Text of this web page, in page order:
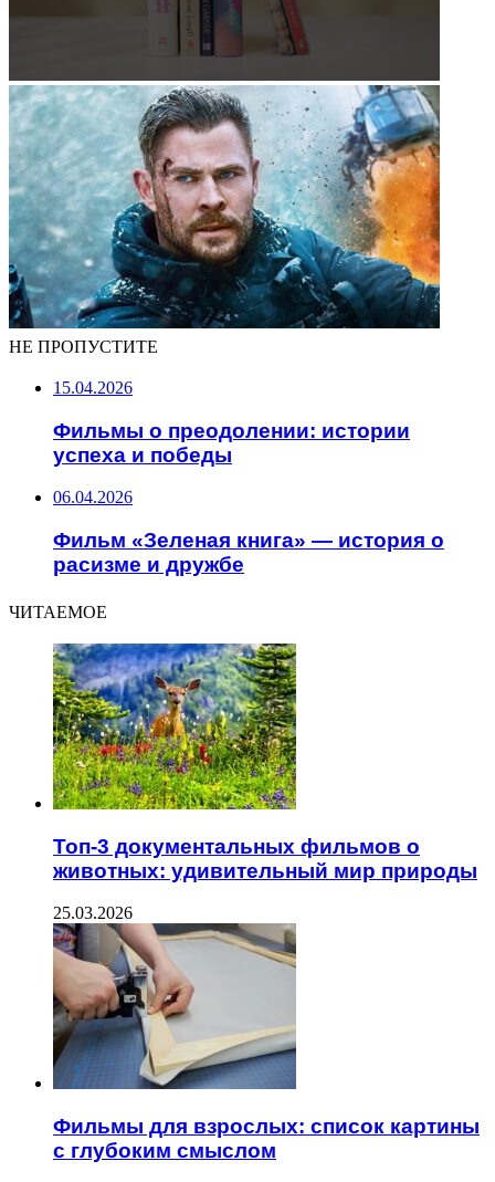
НЕ ПРОПУСТИТЕ
15.04.2026
Фильмы о преодолении: истории
успеха и победы
06.04.2026
Фильм «Зеленая книга» — история о
расизме и дружбе
ЧИТАЕМОЕ
Топ-3 документальных фильмов о
животных: удивительный мир природы
25.03.2026
Фильмы для взрослых: список картины
с глубоким смыслом